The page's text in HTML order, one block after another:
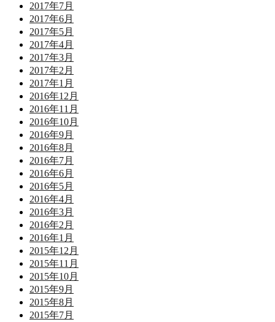
2017年7月
2017年6月
2017年5月
2017年4月
2017年3月
2017年2月
2017年1月
2016年12月
2016年11月
2016年10月
2016年9月
2016年8月
2016年7月
2016年6月
2016年5月
2016年4月
2016年3月
2016年2月
2016年1月
2015年12月
2015年11月
2015年10月
2015年9月
2015年8月
2015年7月